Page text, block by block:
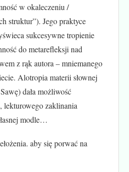
w okaleczeniu /
struktur”). Jego praktyce
sukcesywne tropienie
do metarefleksji nad
z rąk autora – mniemanego
Alotropia materii słownej
dała możliwość
lekturowego zaklinania
modle…
aby się porwać na